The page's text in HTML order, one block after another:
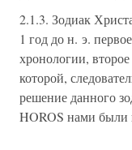
2.1.3. Зодиак
1 год до н. э.
хронологии,
которой,
решение данного
HOROS нами были